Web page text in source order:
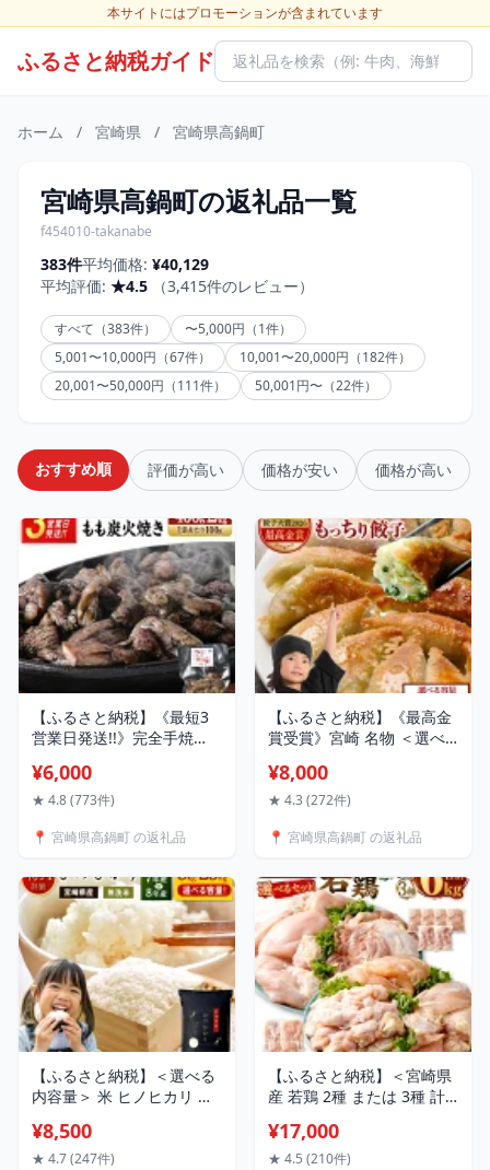
本サイトにはプロモーションが含まれています
ふるさと納税ガイド
ホーム / 宮崎県 / 宮崎県高鍋町
宮崎県高鍋町の返礼品一覧
f454010-takanabe
383件平均価格: ¥40,129
平均評価: ★4.5 （3,415件のレビュー）
すべて（383件）
〜5,000円（1件）
5,001〜10,000円（67件）
10,001〜20,000円（182件）
20,001〜50,000円（111件）
50,001円〜（22件）
おすすめ順 評価が高い 価格が安い 価格が高い
【ふるさと納税】《最短3
営業日発送!!》完全手焼
容量＞ 炭火焼 若鶏 肉 もも
鶏 国産 小分け 真空パック
つまみ おかず 簡単 弁当 レ
送料無料
¥6,000
★ 4.8 (773件)
📍 宮崎県高鍋町 の返礼品
【ふるさと納税】《最高金
賞受賞》宮崎 名物 ＜選べ
り 餃子 肉 冷凍 小分け 豚
惣菜 国産 豚肉 ぎょうざ 人
ルメ 【TVで話題沸騰！】
品 JAPAN餃子大賞2026
¥8,000
★ 4.3 (272件)
📍 宮崎県高鍋町 の返礼品
【ふるさと納税】＜選べる
内容量＞ 米 ヒノヒカリ 無
け 食品 保存 便利 ご飯 弁当
ひのひかり 簡単 数量限定
¥8,500
★ 4.7 (247件)
【ふるさと納税】＜宮崎県
産 若鶏 2種 または 3種 計
次出荷 鶏肉 鳥肉 肉 個包装
ムネ モモ 手羽元 花いちも
¥17,000
★ 4.5 (210件)